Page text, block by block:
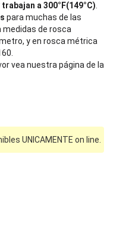
trabajan a 300°F(149°C)
para muchas de las
medidas de rosca
y en rosca métrica
vea nuestra página de la
UNICAMENTE on line.